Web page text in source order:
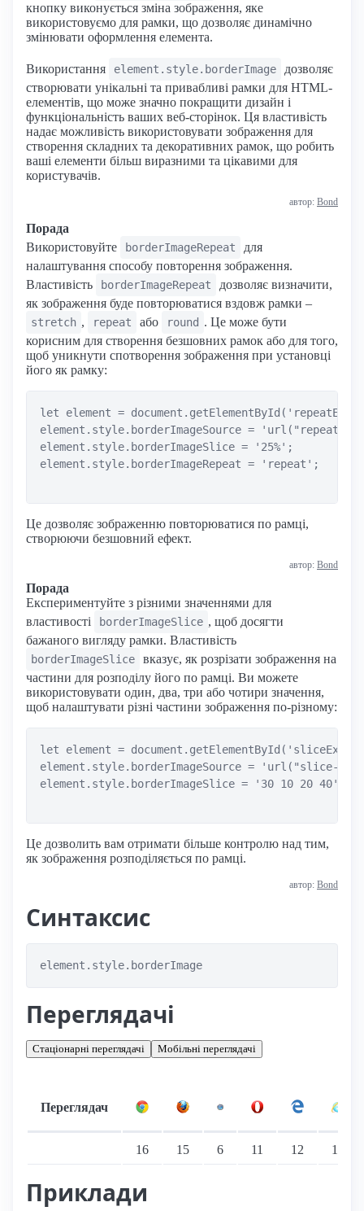
кнопку виконується зміна зображення, яке
використовуємо для рамки, що дозволяє динамічно
змінювати оформлення елемента.
Використання element.style.borderImage
дозволяє
створювати унікальні та привабливі рамки для HTML-
елементів, що може значно покращити дизайн і
функціональність ваших веб-сторінок. Ця властивість
надає можливість використовувати зображення для
створення складних та декоративних рамок, що робить
ваші елементи більш виразними та цікавими для
користувачів.
автор: Bond
Порада
Використовуйте
borderImageRepeat
для
налаштування способу повторення зображення.
Властивість
borderImageRepeat
дозволяє визначити,
як зображення буде повторюватися вздовж рамки –
stretch , repeat або round . Це може бути
корисним для створення безшовних рамок або для того,
щоб уникнути спотворення зображення при установці
його як рамку:
let element =
element.style.borderImageSource = 'url("repeat-
element.style.borderImageSlice = '25%';
element.style.borderImageRepeat = 'repeat';
Це дозволяє зображенню повторюватися по рамці,
створюючи безшовний ефект.
автор: Bond
Порада
Експериментуйте з різними значеннями для
властивості
borderImageSlice , щоб досягти
бажаного вигляду рамки. Властивість
borderImageSlice
вказує, як розрізати зображення на
частини для розподілу його по рамці. Ви можете
використовувати один, два, три або чотири значення,
щоб налаштувати різні частини зображення по-різному:
let element =
element.style.borderImageSource = 'url("slice-
element.style.borderImageSlice = '30 10 20 40'; //
Це дозволить вам отримати більше контролю над тим,
як зображення розподіляється по рамці.
автор: Bond
Синтаксис
element.style.borderImage
Переглядачі
Стаціонарні переглядачі Мобільні переглядачі
Переглядач
16 15 6 11 12 11
Приклади